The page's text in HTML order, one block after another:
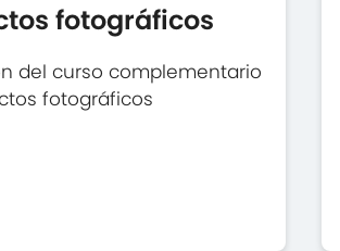
fotográficos
del curso complementario
fotográficos